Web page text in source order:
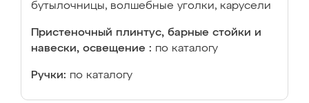
бутылочницы, волшебные уголки, карусели
Пристеночный плинтус, барные стойки и
навески, освещение : по каталогу
Ручки: по каталогу